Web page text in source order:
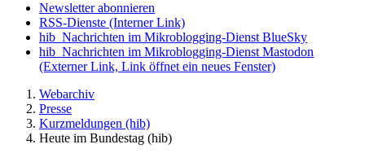
Newsletter abonnieren
RSS-Dienste (Interner Link)
hib_Nachrichten im Mikroblogging-Dienst BlueSky
hib_Nachrichten im Mikroblogging-Dienst Mastodon
(Externer Link, Link öffnet ein neues Fenster)
Webarchiv
Presse
Kurzmeldungen (hib)
Heute im Bundestag (hib)